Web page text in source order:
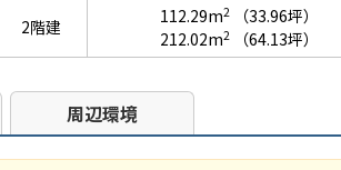
2階建 112.29m2
（33.96坪）
212.02m2 （64.13坪）
周辺環境